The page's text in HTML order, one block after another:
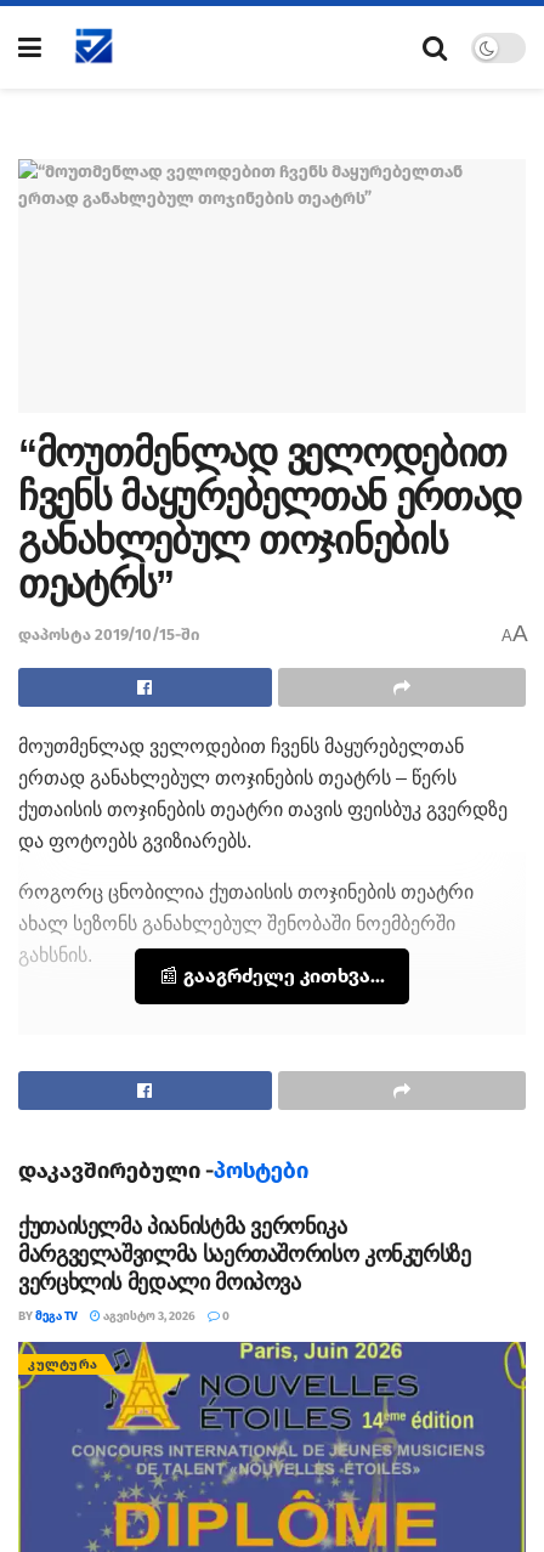
“მოუთმენლად ველოდებით
ჩვენს მაყურებელთან ერთად
განახლებულ თოჯინების
თეატრს”
დაპოსტა 2019/10/15-ში AA
მოუთმენლად ველოდებით ჩვენს მაყურებელთან
ერთად განახლებულ თოჯინების თეატრს – წერს
ქუთაისის თოჯინების თეატრი თავის ფეისბუკ გვერდზე
და ფოტოებს გვიზიარებს.
როგორც ცნობილია ქუთაისის თოჯინების თეატრი
ახალ სეზონს განახლებულ შენობაში ნოემბერში
გახსნის.
📰 გააგრძელე კითხვა...
თეგები: თოჯინების თეატრი ქუთაისი
დაკავშირებული -პოსტები
ქუთაისელმა პიანისტმა ვერონიკა
მარგველაშვილმა საერთაშორისო კონკურსზე
ვერცხლის მედალი მოიპოვა
BYᲛᲔᲒᲐ TV ᲐᲒᲕᲘᲡᲢᲝ 3, 2026 0
ᲙᲣᲚᲢᲣᲠᲐ